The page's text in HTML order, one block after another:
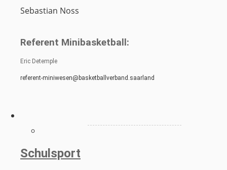
Sebastian Noss
Referent Minibasketball:
Eric Detemple
referent-miniwesen@basketballverband.saarland
Schulsport